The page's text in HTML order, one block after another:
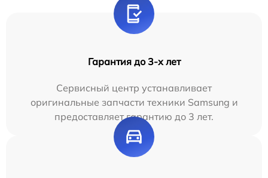
Гарантия до 3-х лет
Сервисный центр устанавливает
оригинальные запчасти техники Samsung и
предоставляет гарантию до 3 лет.